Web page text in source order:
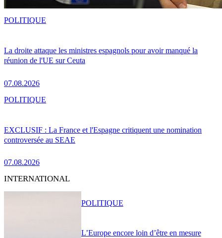
La droite attaque les ministres espagnols pour avoir manqué la
réunion de l'UE sur Ceuta
07.08.2026
POLITIQUE
EXCLUSIF : La France et l'Espagne critiquent une nomination
controversée au SEAE
07.08.2026
POLITIQUE
INTERNATIONAL
L’Europe encore loin d’être en mesure
POLITIQUE